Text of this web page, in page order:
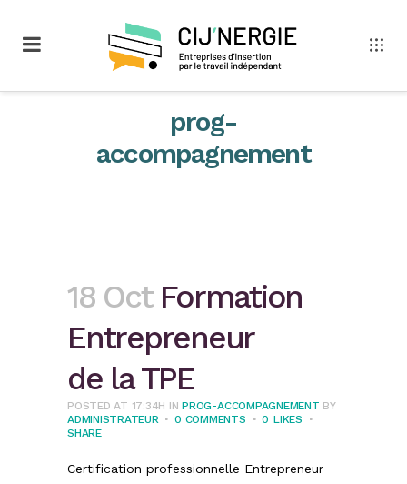
prog-
accompagnement
18 Oct Formation
Entrepreneur
de la TPE
POSTED AT 17:34H INPROG-ACCOMPAGNEMENT BY
ADMINISTRATEUR
0 COMMENTS 0 LIKES
SHARE
Certification professionnelle Entrepreneur